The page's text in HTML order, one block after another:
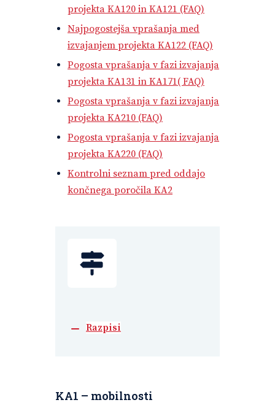
projekta KA120 in KA121 (FAQ)
Najpogostejša vprašanja med
izvajanjem projekta KA122 (FAQ)
Pogosta vprašanja v fazi izvajanja
projekta KA131 in KA171( FAQ)
Pogosta vprašanja v fazi izvajanja
projekta KA210 (FAQ)
Pogosta vprašanja v fazi izvajanja
projekta KA220 (FAQ)
Kontrolni seznam pred oddajo
končnega poročila KA2
Razpisi
KA1 – mobilnosti